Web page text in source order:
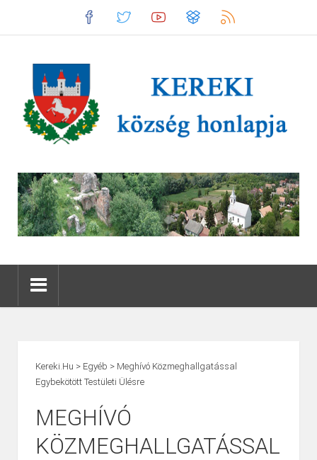
Kereki.hu > Egyéb > Meghívó Közmeghallgatással
Egybekötött Testületi Ülésre
MEGHÍVÓ
KÖZMEGHALLGATÁSSAL